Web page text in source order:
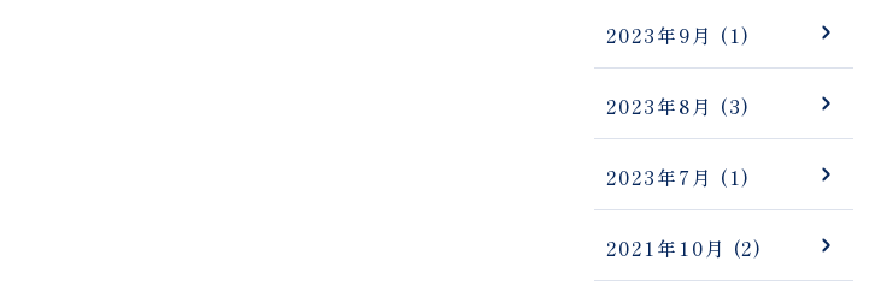
2023年9月 (1)
2023年8月 (3)
2023年7月 (1)
2021年10月 (2)